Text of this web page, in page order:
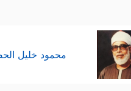
محمود خليل